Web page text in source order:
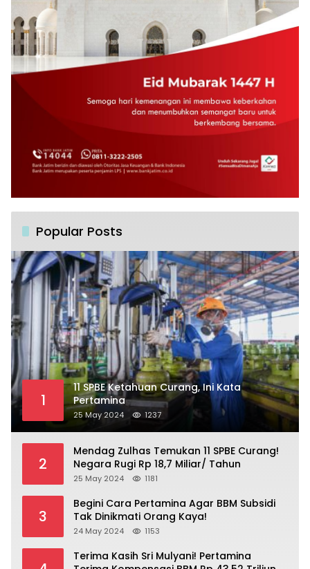
Popular Posts
1
11 SPBE Ketahuan Curang, Ini Kata
Pertamina
25 May 2024 1237
2
Mendag Zulhas Temukan 11 SPBE Curang!
Negara Rugi Rp 18,7 Miliar/ Tahun
25 May 2024 1181
3
Begini Cara Pertamina Agar BBM Subsidi
Tak Dinikmati Orang Kaya!
24 May 2024 1153
Terima Kasih Sri Mulyani! Pertamina